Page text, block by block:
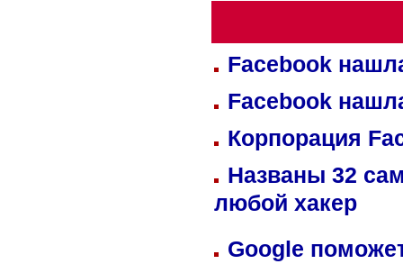
Facebook
Facebook
Корпорация
Названы 32
любой хакер
Google